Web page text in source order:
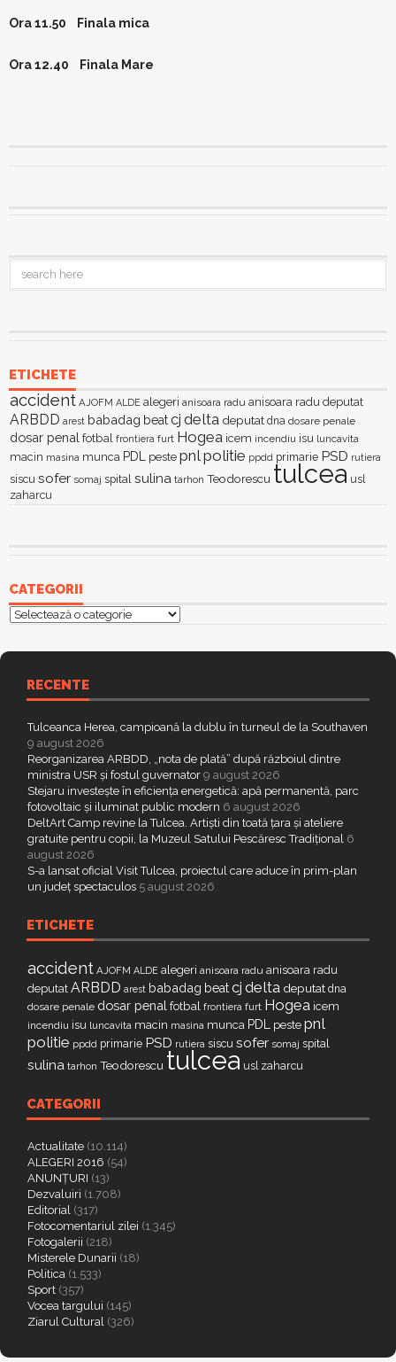
Ora 11.50 Finala mica
Ora 12.40 Finala Mare
ETICHETE
accident AJOFM ALDE alegeri anisoara radu anisoara radu deputat
ARBDD arest babadag beatcj delta deputat dna dosare penale
dosar penal fotbal frontiera furt Hogea icem incendiu isu luncavita
macin masina munca PDL peste pnlpolitie ppdd primarie PSD rutiera
siscu sofer somaj spital sulina tarhon Teodorescu tulcea usl
zaharcu
CATEGORII
Categorii
RECENTE
Tulceanca Herea, campioană la dublu în turneul de la Southaven
9 august 2026
Reorganizarea ARBDD, „nota de plată” după războiul dintre
ministra USR și fostul guvernator 9 august 2026
Stejaru investește în eficiența energetică: apă permanentă, parc
fotovoltaic și iluminat public modern 6 august 2026
DeltArt Camp revine la Tulcea. Artiști din toată țara și ateliere
gratuite pentru copii, la Muzeul Satului Pescăresc Tradițional 6
august 2026
S-a lansat oficial Visit Tulcea, proiectul care aduce în prim-plan
un județ spectaculos 5 august 2026
ETICHETE
accident AJOFM ALDE alegeri anisoara radu anisoara radu
deputat ARBDD arest babadag beatcj delta deputat dna
dosare penale dosar penal fotbal frontiera furt Hogea icem
incendiu isu luncavita macin masina munca PDL peste pnl
politie ppdd primarie PSD rutiera siscu sofer somaj spital
sulina tarhon Teodorescu tulcea usl zaharcu
CATEGORII
Actualitate (10.114)
ALEGERI 2016 (54)
ANUNȚURI (13)
Dezvaluiri (1.708)
Editorial (317)
Fotocomentariul zilei (1.345)
Fotogalerii (218)
Misterele Dunarii (18)
Politica (1.533)
Sport (357)
Vocea targului (145)
Ziarul Cultural (326)